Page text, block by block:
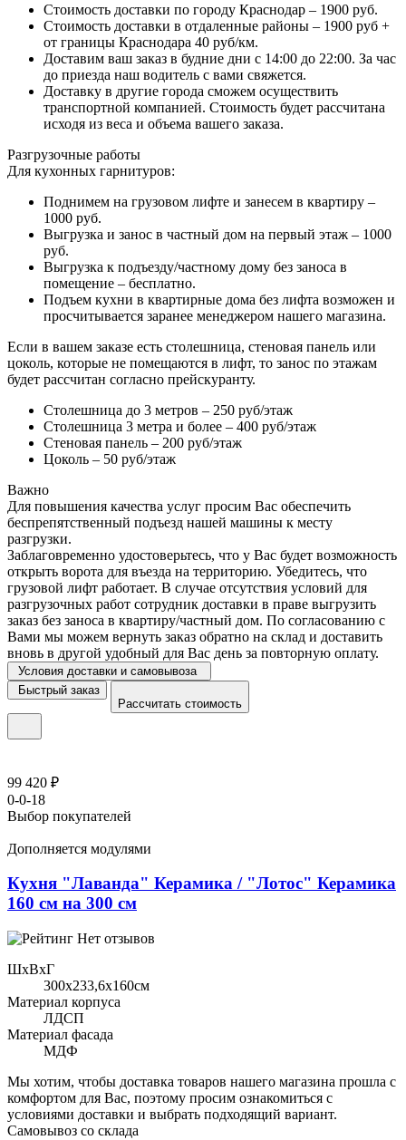
Стоимость доставки по городу Краснодар – 1900 руб.
Стоимость доставки в отдаленные районы – 1900 руб +
от границы Краснодара 40 руб/км.
Доставим ваш заказ в будние дни с 14:00 до 22:00. За час
до приезда наш водитель с вами свяжется.
Доставку в другие города сможем осуществить
транспортной компанией. Стоимость будет рассчитана
исходя из веса и объема вашего заказа.
Разгрузочные работы
Для кухонных гарнитуров:
Поднимем на грузовом лифте и занесем в квартиру –
1000 руб.
Выгрузка и занос в частный дом на первый этаж – 1000
руб.
Выгрузка к подъезду/частному дому без заноса в
помещение – бесплатно.
Подъем кухни в квартирные дома без лифта возможен и
просчитывается заранее менеджером нашего магазина.
Если в вашем заказе есть столешница, стеновая панель или
цоколь, которые не помещаются в лифт, то занос по этажам
будет рассчитан согласно прейскуранту.
Столешница до 3 метров – 250 руб/этаж
Столешница 3 метра и более – 400 руб/этаж
Стеновая панель – 200 руб/этаж
Цоколь – 50 руб/этаж
Важно
Для повышения качества услуг просим Вас обеспечить
беспрепятственный подъезд нашей машины к месту
разгрузки.
Заблаговременно удостоверьтесь, что у Вас будет возможность
открыть ворота для въезда на территорию. Убедитесь, что
грузовой лифт работает. В случае отсутствия условий для
разгрузочных работ сотрудник доставки в праве выгрузить
заказ без заноса в квартиру/частный дом. По согласованию с
Вами мы можем вернуть заказ обратно на склад и доставить
вновь в другой удобный для Вас день за повторную оплату.
Условия доставки и самовывоза
Быстрый заказ
Рассчитать стоимость
99 420 ₽
0-0-18
Выбор покупателей
Дополняется модулями
Кухня "Лаванда" Керамика / "Лотос" Керамика
160 см на 300 см
Нет отзывов
ШхВхГ
300x233,6х160см
Материал корпуса
ЛДСП
Материал фасада
МДФ
Мы хотим, чтобы доставка товаров нашего магазина прошла с
комфортом для Вас, поэтому просим ознакомиться с
условиями доставки и выбрать подходящий вариант.
Самовывоз со склада